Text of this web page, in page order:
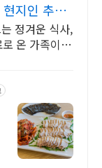
지인 추천
정겨운 식사,
온 가족이